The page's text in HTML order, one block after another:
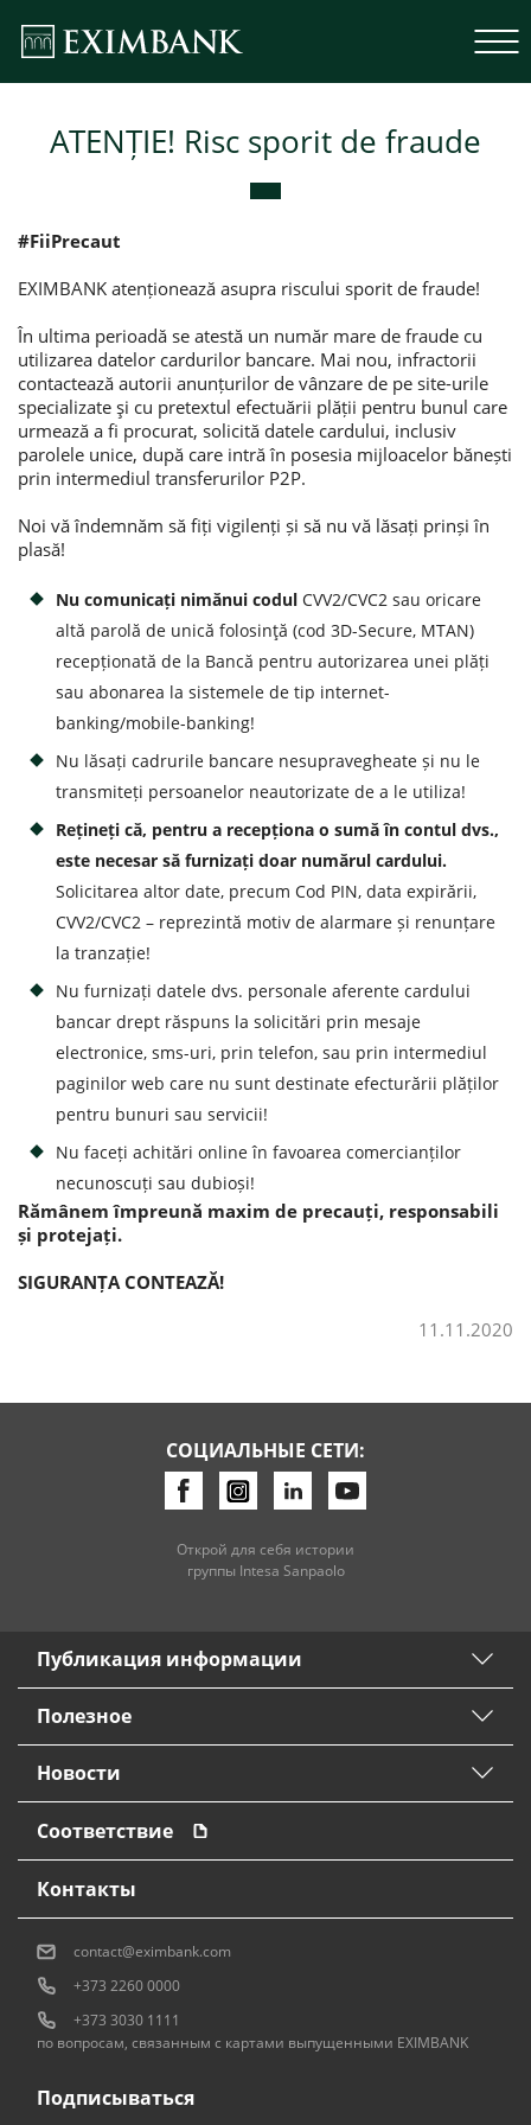
Ипотечные кредиты
ATENȚIE! Risc sporit de fraude
#FiiPrecaut
EXIMBANK atenționează asupra riscului sporit de fraude!
În ultima perioadă se atestă un număr mare de fraude cu
utilizarea datelor cardurilor bancare. Mai nou, infractorii
contactează autorii anunțurilor de vânzare de pe site-urile
specializate şi cu pretextul efectuării plății pentru bunul care
urmează a fi procurat, solicită datele cardului, inclusiv
parolele unice, după care intră în posesia mijloacelor bănești
prin intermediul transferurilor P2P.
Noi vă îndemnăm să fiți vigilenți și să nu vă lăsați prinși în
plasă!
Nu comunicați nimănui codul CVV2/CVC2 sau oricare
altă parolă de unică folosinţă (cod 3D-Secure, MTAN)
recepționată de la Bancă pentru autorizarea unei plăți
sau abonarea la sistemele de tip internet-
banking/mobile-banking!
Nu lăsați cadrurile bancare nesupravegheate și nu le
transmiteți persoanelor neautorizate de a le utiliza!
Rețineți că, pentru a recepționa o sumă în contul dvs.,
este necesar să furnizați doar numărul cardului.
Solicitarea altor date, precum Cod PIN, data expirării,
CVV2/CVC2 – reprezintă motiv de alarmare și renunțare
la tranzație!
Nu furnizați datele dvs. personale aferente cardului
bancar drept răspuns la solicitări prin mesaje
electronice, sms-uri, prin telefon, sau prin intermediul
paginilor web care nu sunt destinate efecturării plăților
pentru bunuri sau servicii!
Nu faceți achitări online în favoarea comercianților
necunoscuți sau dubioși!
Rămânem împreună maxim de precauți, responsabili
și protejați.
SIGURANȚA CONTEAZĂ!
11.11.2020
СОЦИАЛЬНЫЕ СЕТИ:
Открой для себя истории
группы Intesa Sanpaolo
Публикация информации
Полезное
Новости
Соответствие
Подписываться
Контакты
contact@eximbank.com
+373 2260 0000
+373 3030 1111
по вопросам, связанным с картами выпущенными EXIMBANK